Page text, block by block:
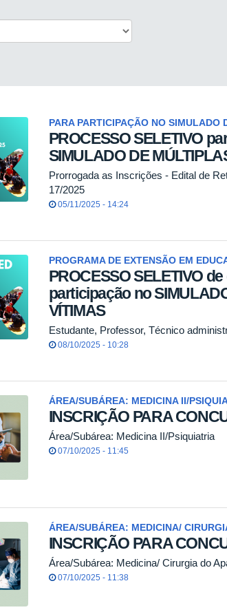
PARA PARTICIPAÇÃO NO SIMULADO
PROCESSO SELETIVO
SIMULADO DE
Prorrogada as Inscrições - Edital de
17/2025
05/11/2025 - 14:24
PROGRAMA DE EXTENSÃO EM
PROCESSO SELETIVO
participação no
VÍTIMAS
Estudante, Professor, Técnico
08/10/2025 - 10:28
ÁREA/SUBÁREA: MEDICINA II/
INSCRIÇÃO PARA
Área/Subárea: Medicina II/Psiquiatria
07/10/2025 - 11:45
ÁREA/SUBÁREA: MEDICINA/
INSCRIÇÃO PARA
Área/Subárea: Medicina/ Cirurgia do
07/10/2025 - 11:38